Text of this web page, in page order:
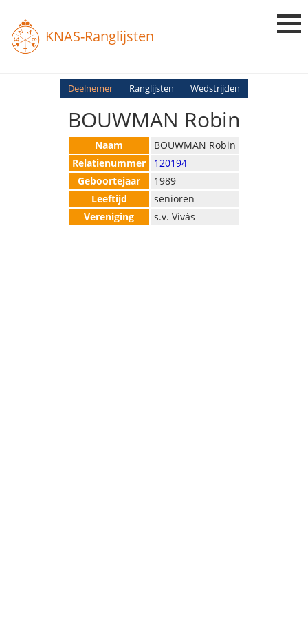
KNAS-Ranglijsten
Login
Ranglijsten
Uitslagen
Deelnemer Ranglijsten Wedstrijden
BOUWMAN Robin
Naam
BOUWMAN Robin
Relatienummer
120194
Geboortejaar
1989
Leeftijd
senioren
Vereniging
s.v. Vívás